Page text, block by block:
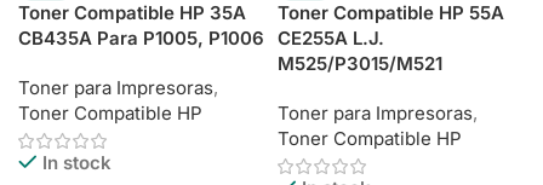
Toner Compatible HP 35A
CB435A Para P1005, P1006
Toner para Impresoras,
Toner Compatible HP
In stock
Toner Compatible HP 55A
CE255A L.J.
M525/P3015/M521
Toner para Impresoras,
Toner Compatible HP